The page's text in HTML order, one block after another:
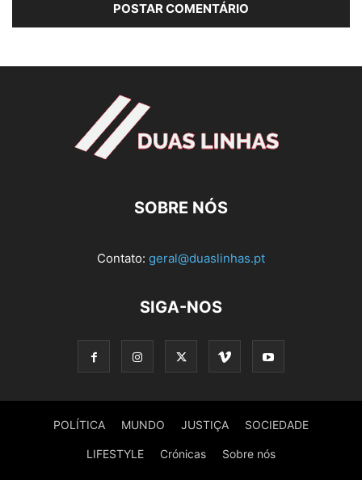
SOBRE NÓS
Contato: geral@duaslinhas.pt
SIGA-NOS
POLÍTICA MUNDO JUSTIÇA SOCIEDADE
LIFESTYLE Crónicas Sobre nós